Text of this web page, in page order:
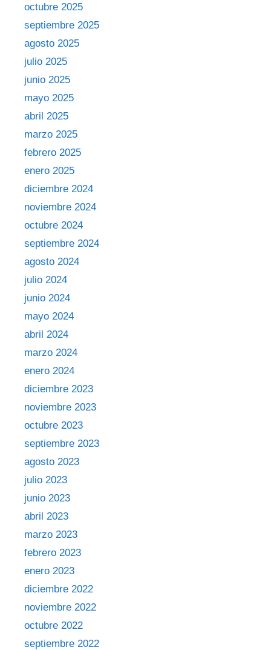
octubre 2025
septiembre 2025
agosto 2025
julio 2025
junio 2025
mayo 2025
abril 2025
marzo 2025
febrero 2025
enero 2025
diciembre 2024
noviembre 2024
octubre 2024
septiembre 2024
agosto 2024
julio 2024
junio 2024
mayo 2024
abril 2024
marzo 2024
enero 2024
diciembre 2023
noviembre 2023
octubre 2023
septiembre 2023
agosto 2023
julio 2023
junio 2023
abril 2023
marzo 2023
febrero 2023
enero 2023
diciembre 2022
noviembre 2022
octubre 2022
septiembre 2022